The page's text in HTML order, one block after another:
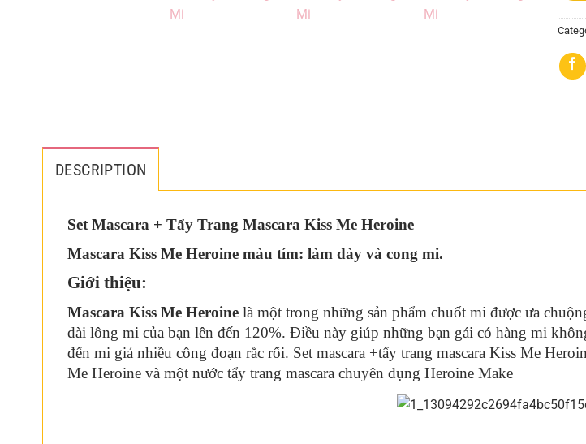
DESCRIPTION
Set Mascara + Tẩy Trang Mascara Kiss Me Heroine
Mascara Kiss Me Heroine màu tím: làm dày và cong mi.
Giới thiệu:
Mascara Kiss Me Heroine là một trong những sản phẩm chuốt mi được ưa
dài lông mi của bạn lên đến 120%. Điều này giúp những bạn gái có hàng mi
đến mi giả nhiều công đoạn rắc rối. Set mascara +tẩy trang mascara Kiss Me
Me Heroine và một nước tẩy trang mascara chuyên dụng Heroine Make